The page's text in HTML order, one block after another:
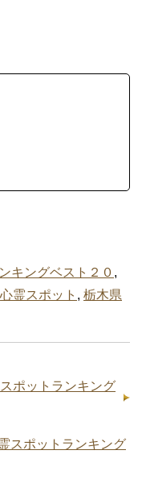
キングベスト２０ ,
心霊スポット , 栃木県
ポットランキング
スポットランキング